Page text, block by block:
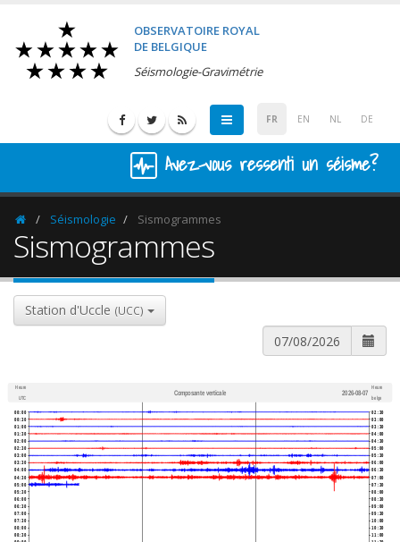
OBSERVATOIRE ROYAL
DE BELGIQUE
Séismologie-Gravimétrie
FR EN NL DE
Avez-vous ressenti un séisme?
HomepageSéismologie Sismogrammes
Sismogrammes
Station d'Uccle (UCC)
Heure
UTC
Composante verticale 2026-08-07
Heure
belge
00:00
00:30
01:00
01:30
02:00
02:30
03:00
03:30
04:00
04:30
05:00
05:30
06:00
06:30
07:00
07:30
08:00
08:30
02:30
03:00
03:30
04:00
04:30
05:00
05:30
06:00
06:30
07:00
07:30
08:00
08:30
09:00
09:30
10:00
10:30
11:00